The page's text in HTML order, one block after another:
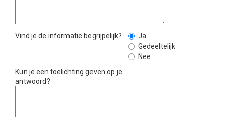
Vind je de informatie begrijpelijk?
Ja
Gedeeltelijk
Nee
Kun je een toelichting geven op je
antwoord?